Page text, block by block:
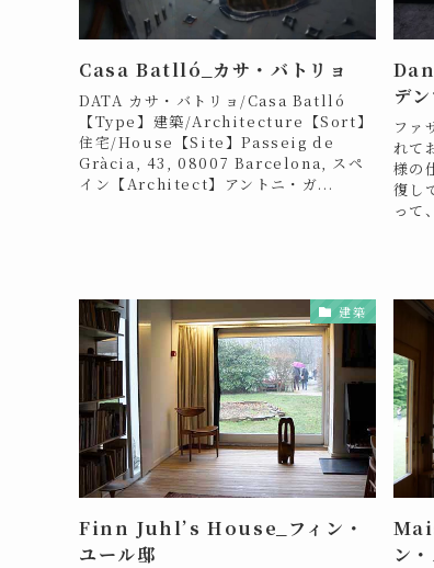
Casa Batlló_カサ・バトリョ
DATA カサ・バトリョ/Casa Batlló
【Type】建築/Architecture【Sort】
住宅/House【Site】Passeig de
Gràcia, 43, 08007 Barcelona, スペ
イン【Architect】アントニ・ガ...
デ
ファ
れて
様の
復し
って
建築
Finn Juhl’s House_フィン・
ユール邸
ン